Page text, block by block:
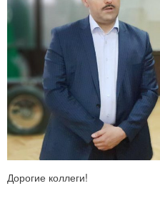
Дорогие коллеги!